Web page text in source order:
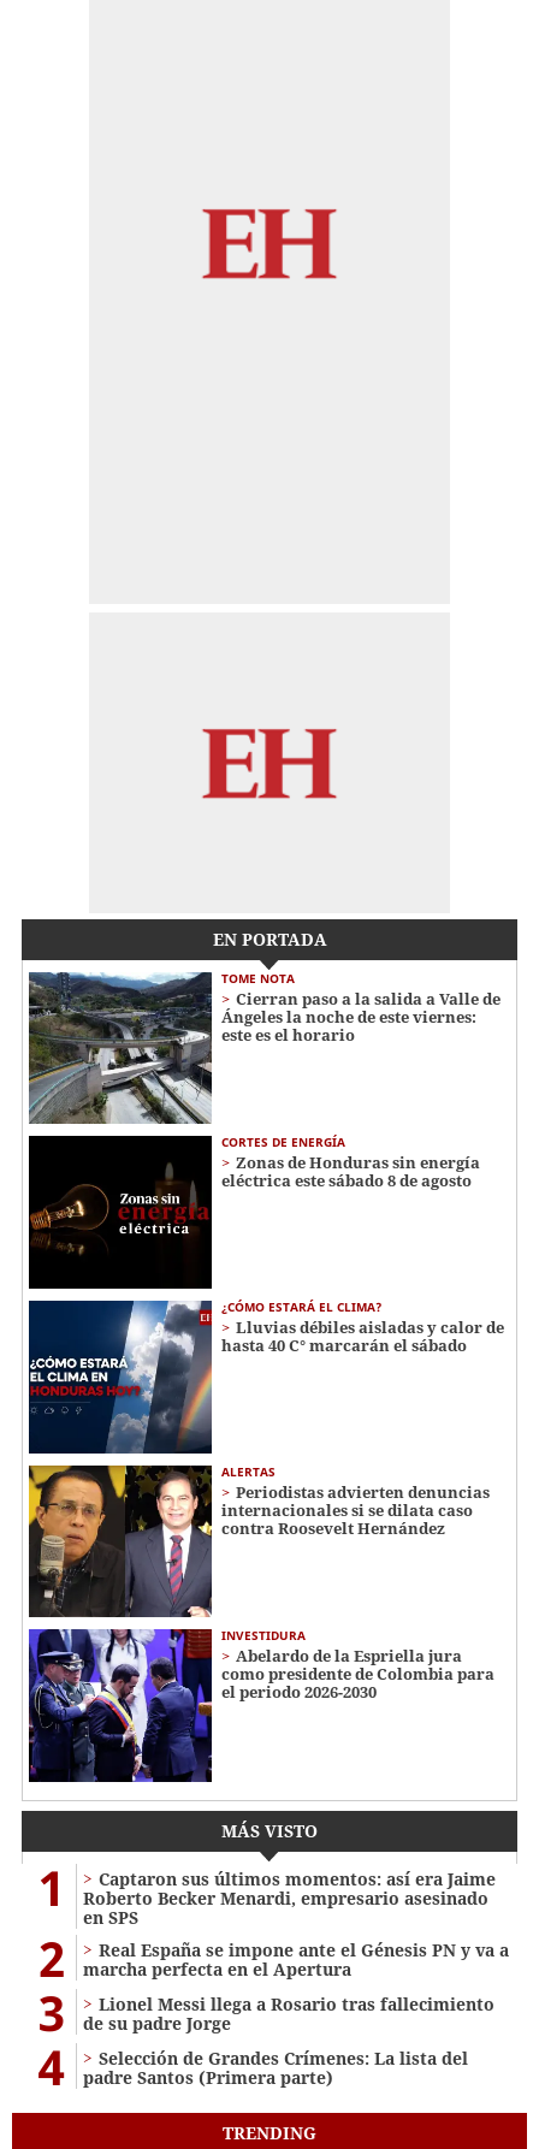
EN PORTADA
TOME NOTA
Cierran paso a la salida a Valle de
Ángeles la noche de este viernes:
este es el horario
CORTES DE ENERGÍA
Zonas de Honduras sin energía
eléctrica este sábado 8 de agosto
¿CÓMO ESTARÁ EL CLIMA?
Lluvias débiles aisladas y calor de
hasta 40 C° marcarán el sábado
ALERTAS
Periodistas advierten denuncias
internacionales si se dilata caso
contra Roosevelt Hernández
INVESTIDURA
Abelardo de la Espriella jura
como presidente de Colombia para
el periodo 2026-2030
MÁS VISTO
1
Captaron sus últimos momentos: así era Jaime
Roberto Becker Menardi​​​, empresario asesinado
en SPS
2
Real España se impone ante el Génesis PN y va a
marcha perfecta en el Apertura
3
Lionel Messi llega a Rosario tras fallecimiento
de su padre Jorge
4
Selección de Grandes Crímenes: La lista del
padre Santos (Primera parte)
TRENDING